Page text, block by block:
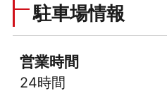
駐車場情報
営業時間
24時間